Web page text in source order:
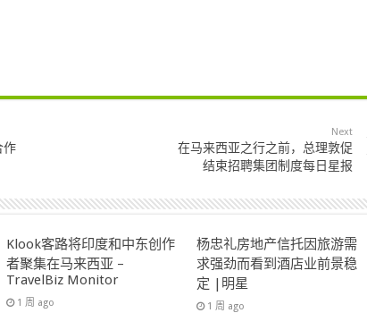
作
Next
在马来西亚之行之前，总理敦促
结束招聘集团制度每日星报
Klook客路将印度和中东创作
者聚集在马来西亚 –
TravelBiz Monitor
1 周 ago
杨忠礼房地产信托因旅游需
求强劲而看到酒店业前景稳
定 |明星
1 周 ago